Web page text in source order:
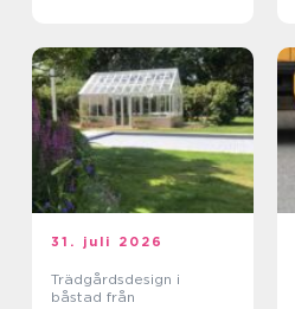
31. juli 2026
Trädgårdsdesign i
båstad från